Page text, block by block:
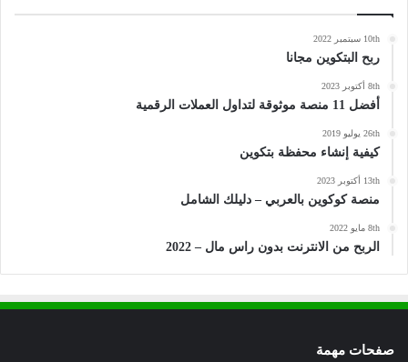
10th سبتمبر 2022
ربح البتكوين مجانا
8th أكتوبر 2023
أفضل 11 منصة موثوقة لتداول العملات الرقمية
26th يوليو 2019
كيفية إنشاء محفظة بتكوين
13th أكتوبر 2023
منصة كوكوين بالعربي – دليلك الشامل
8th مايو 2022
الربح من الانترنت بدون راس مال – 2022
صفحات مهمة